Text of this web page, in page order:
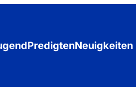
PredigtenNeuigkeiten